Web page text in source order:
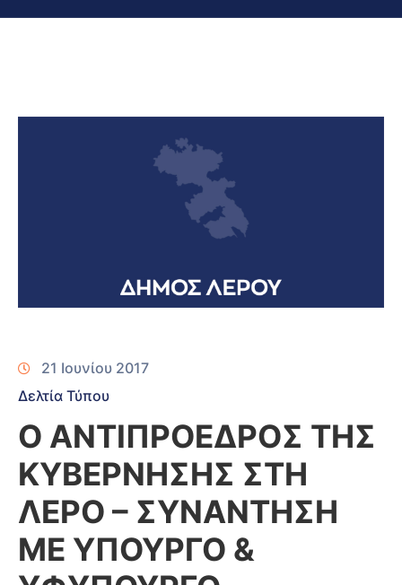
21 Ιουνίου 2017
Δελτία Τύπου
O ΑΝΤΙΠΡΟΕΔΡΟΣ ΤΗΣ
ΚΥΒΕΡΝΗΣΗΣ ΣΤΗ
ΛΕΡΟ – ΣΥΝΑΝΤΗΣΗ
ΜΕ ΥΠΟΥΡΓΟ &